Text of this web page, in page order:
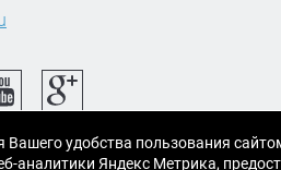
удобства пользования
аналитики Яндекс Метрика,